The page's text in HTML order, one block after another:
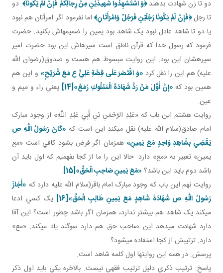
دو تا زن شهادت بدهند﴿وَ اسْتَشْهِدُوا شَهيدَيْنِ مِنْ رِجالِكُمْ فَإِنْ لَمْ يَكُونَا﴾ دو
تا رجل﴿فَإِنْ لَمْ يَكُونَا رَجُلَيْنِ فَرَجُلٌ وَامْرَأَتَانِ﴾اما نفرمود اگر امرأتان هم نبود
يا دو تا شاهد عادل نبود يک شاهد بود يمين را ضميمه اش بکنيد. حضرت
فرمود که رسول خدا که قرآن ناطق است سيره اش اين بود حضرت امير
سيره شان اين بود. اين روايت مبسوط هم هست و صدوق(رضوان الله
عليه) هم اين را نقل کرد «وَ اقْتَصَرَ عَلَى قِصَّةِ عَلِيٍّ ع مَعَ شُرَيْحٍ» و اين هم
همين بود که «إِنَّ أَوَّلَ مَنْ رَدَّ شَهَادَةَ الْمَمْلُوكِ رُمَعُ»[14]
يعني راء و ميم و
عين.
روايت هشتم اين باب که «عَبْدِ الرَّحْمَنِ بْنِ أَبِي عَبْدِ اللَّهِ» از وجود مبارک
امام صادق(سلام الله عليه) نقل مي کند اين است که «كَانَ رَسُولُ اللَّهِ ص
يَقْضِي بِشَاهِدٍ وَاحِدٍ مَعَ يَمِينِ» همزمان اگر فرض بشود کافي است «مع
يمين» تعبير به «مع» دارد. حالا اين را ما از کجا بفهميم که اول بايد آن
باشد دوم بايد اين باشد؟ «مَعَ يَمِينِ صَاحِبِ الْحَقِّ»[15]
.
روايت نهم اين باب که وجود مبارک امام باقر(سلام الله عليه دارد که «أَجَازَ
رَسُولُ اللَّهِ ص شَهَادَةَ شَاهِدٍ مَعَ يَمِينِ طَالِبِ الْحَقِّ»[16]
يک کسي ادعا
مي کند يک شاهد هم بيشتر ندارد، همزمان اگر باشد چطور است؟ اين آقا
دارد شهادت مي دهد اين صاحب حق هم دارد سوگند ياد مي کند. «مع»
دارد. ترتيبش از کجا استفاده مي شود؟
پرسش: در همه اين روايت ها اول کلمه شاهد است.
پاسخ: ترتيب ذکري دليل ترتيب فقهي نيست. بالاخره يکي بايد اول ذکر